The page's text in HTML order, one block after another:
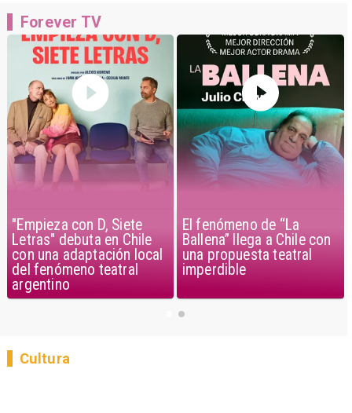
"Empieza con D, Siete
Letras" debuta en Chile
con una adaptación local
del fenómeno teatral
argentino
El fenómeno de “La
Ballena” llega a Chile con
una propuesta teatral
imperdible
Forever TV
Cultura